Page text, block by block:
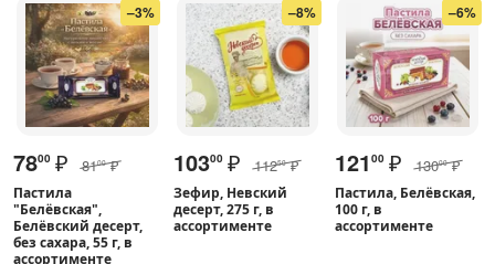
–3%
7800 ₽ 8100 ₽
Пастила
"Белёвская",
Белёвский десерт,
без сахара, 55 г, в
ассортименте
–8%
10300 ₽ 11250 ₽
Зефир, Невский
десерт, 275 г, в
ассортименте
–6%
121 00 ₽ 13000 ₽
Пастила, Белёвская,
100 г, в
ассортименте